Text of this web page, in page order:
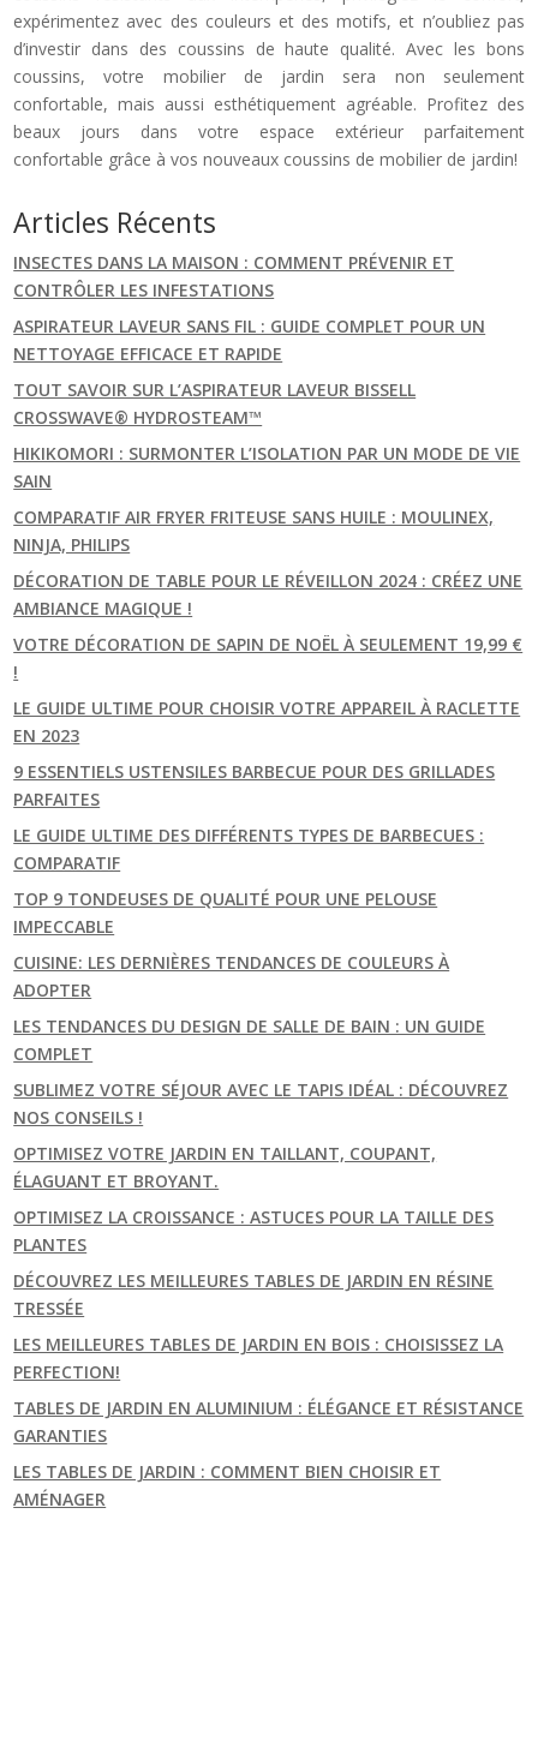
expérimentez avec des couleurs et des motifs, et n’oubliez pas
d’investir dans des coussins de haute qualité. Avec les bons
coussins, votre mobilier de jardin sera non seulement
confortable, mais aussi esthétiquement agréable. Profitez des
beaux jours dans votre espace extérieur parfaitement
confortable grâce à vos nouveaux coussins de mobilier de jardin!
Articles Récents
INSECTES DANS LA MAISON : COMMENT PRÉVENIR ET
CONTRÔLER LES INFESTATIONS
ASPIRATEUR LAVEUR SANS FIL : GUIDE COMPLET POUR UN
NETTOYAGE EFFICACE ET RAPIDE
TOUT SAVOIR SUR L’ASPIRATEUR LAVEUR BISSELL
CROSSWAVE® HYDROSTEAM™
HIKIKOMORI : SURMONTER L’ISOLATION PAR UN MODE DE VIE
SAIN
COMPARATIF AIR FRYER FRITEUSE SANS HUILE : MOULINEX,
NINJA, PHILIPS
DÉCORATION DE TABLE POUR LE RÉVEILLON 2024 : CRÉEZ UNE
AMBIANCE MAGIQUE !
VOTRE DÉCORATION DE SAPIN DE NOËL À SEULEMENT 19,99 €
!
LE GUIDE ULTIME POUR CHOISIR VOTRE APPAREIL À RACLETTE
EN 2023
9 ESSENTIELS USTENSILES BARBECUE POUR DES GRILLADES
PARFAITES
LE GUIDE ULTIME DES DIFFÉRENTS TYPES DE BARBECUES :
COMPARATIF
TOP 9 TONDEUSES DE QUALITÉ POUR UNE PELOUSE
IMPECCABLE
CUISINE: LES DERNIÈRES TENDANCES DE COULEURS À
ADOPTER
LES TENDANCES DU DESIGN DE SALLE DE BAIN : UN GUIDE
COMPLET
SUBLIMEZ VOTRE SÉJOUR AVEC LE TAPIS IDÉAL : DÉCOUVREZ
NOS CONSEILS !
OPTIMISEZ VOTRE JARDIN EN TAILLANT, COUPANT,
ÉLAGUANT ET BROYANT.
OPTIMISEZ LA CROISSANCE : ASTUCES POUR LA TAILLE DES
PLANTES
DÉCOUVREZ LES MEILLEURES TABLES DE JARDIN EN RÉSINE
TRESSÉE
LES MEILLEURES TABLES DE JARDIN EN BOIS : CHOISISSEZ LA
PERFECTION!
TABLES DE JARDIN EN ALUMINIUM : ÉLÉGANCE ET RÉSISTANCE
GARANTIES
LES TABLES DE JARDIN : COMMENT BIEN CHOISIR ET
AMÉNAGER